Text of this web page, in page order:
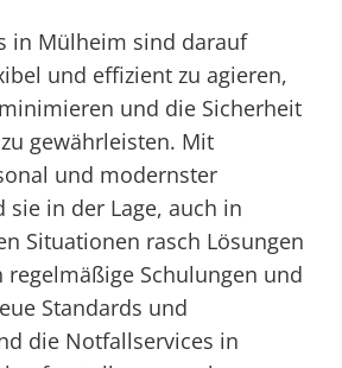
in Mülheim sind darauf
und effizient zu agieren,
und die Sicherheit
gewährleisten. Mit
und modernster
sie in der Lage, auch in
Situationen rasch Lösungen
Schulungen und
Standards und
die Notfallservices in